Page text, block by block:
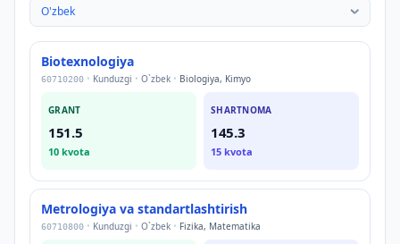
Biotexnologiya
60710200 • Kunduzgi • O`zbek • Biologiya, Kimyo
GRANT
151.5
10 kvota
SHARTNOMA
145.3
15 kvota
Metrologiya va standartlashtirish
60710800 • Kunduzgi • O`zbek • Fizika, Matematika